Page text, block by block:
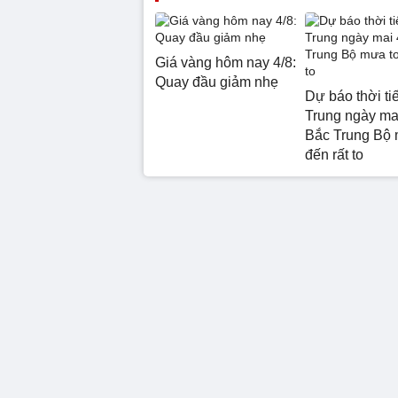
Giá vàng hôm nay 4/8:
Quay đầu giảm nhẹ
Dự báo thời
Trung ngày
Bắc Trung Bộ
đến rất to